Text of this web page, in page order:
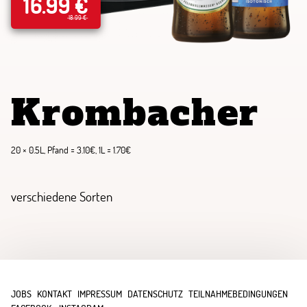
Krombacher
20 × 0.5L, Pfand = 3.10€, 1L = 1.70€
verschiedene Sorten
18.99 €
JOBS KONTAKT IMPRESSUM DATENSCHUTZ TEILNAHMEBEDINGUNGEN